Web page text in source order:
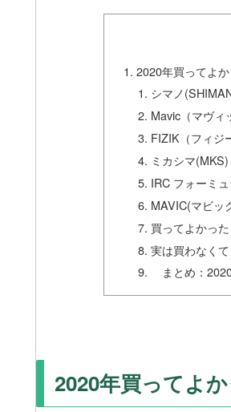
2020年買ってよ
シマノ
Mavic（マヴ
FIZIK（フィ
ミカシマ
IRC フォーミ
MAVIC(マビッ
買ってよかっ
実は買わなく
まとめ：
2020年買ってよ